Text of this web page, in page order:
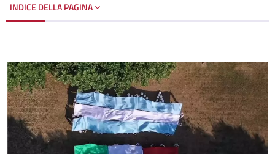
INDICE DELLA PAGINA